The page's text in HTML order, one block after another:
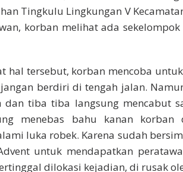
Tingkulu Lingkungan V
korban melihat ada
hal tersebut, korban mencoba
berdiri di tengah jalan.
dan tiba tiba langsung mencabut
menebas bahu kanan
luka robek. Karena sudah
untuk mendapatkan
dilokasi kejadian, di rusak